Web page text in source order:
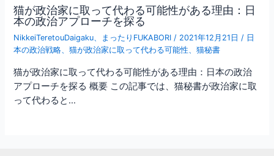
猫が政治家に取って代わる可能性がある理由：日
本の政治アプローチを探る
NikkeiTeretouDaigaku、 まったりFUKABORI / 2021年12月21日 / 日
本の政治戦略、猫が政治家に取って代わる可能性、猫秘書
猫が政治家に取って代わる可能性がある理由：日本の政治
アプローチを探る 概要 この記事では、猫秘書が政治家に取
って代わると…